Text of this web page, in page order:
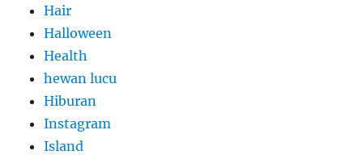
Hair
Halloween
Health
hewan lucu
Hiburan
Instagram
Island